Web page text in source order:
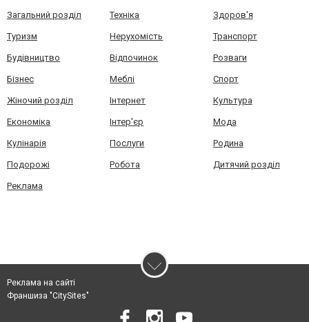
Загальний розділ Техніка Здоров'я
Туризм Нерухомість Транспорт
Будівництво Відпочинок Розваги
Бізнес Меблі Спорт
Жіночий розділ Інтернет Культура
Економіка Інтер'єр Мода
Кулінарія Послуги Родина
Подорожі Робота Дитячий розділ
Реклама
Реклама на сайті
Франшиза "CitySites"